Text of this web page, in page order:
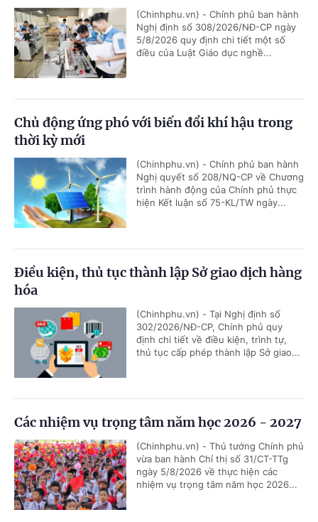
(Chinhphu.vn) - Chính phủ ban hành
Nghị định số 308/2026/NĐ-CP ngày
5/8/2026 quy định chi tiết một số
điều của Luật Giáo dục nghề...
Chủ động ứng phó với biến đổi khí hậu trong
thời kỳ mới
(Chinhphu.vn) - Chính phủ ban hành
Nghị quyết số 208/NQ-CP về Chương
trình hành động của Chính phủ thực
hiện Kết luận số 75-KL/TW ngày...
Điều kiện, thủ tục thành lập Sở giao dịch hàng
hóa
(Chinhphu.vn) - Tại Nghị định số
302/2026/NĐ-CP, Chính phủ quy
định chi tiết về điều kiện, trình tự,
thủ tục cấp phép thành lập Sở giao...
Các nhiệm vụ trọng tâm năm học 2026 - 2027
(Chinhphu.vn) - Thủ tướng Chính phủ
vừa ban hành Chỉ thị số 31/CT-TTg
ngày 5/8/2026 về thực hiện các
nhiệm vụ trọng tâm năm học 2026...